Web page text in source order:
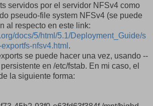
servidos por el servidor NFSv4 como
pseudo-file system NFSv4 (se puede
al respecto en este link:
docs/5/html/5.1/Deployment_Guide/s
nfsv4.html .
se puede hacer una vez, usando --
en /etc/fstab. En mi caso, el
la siguiente forma: